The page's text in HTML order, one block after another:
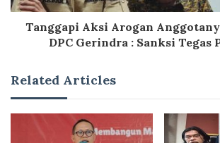
Tanggapi Aksi Arogan
DPC Gerindra : Sanksi Tegas
Related Articles